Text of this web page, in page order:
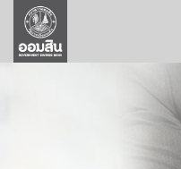
ลูกค้าธุรกิจ
ลูกค้าผู้ประกอบรายย่อ